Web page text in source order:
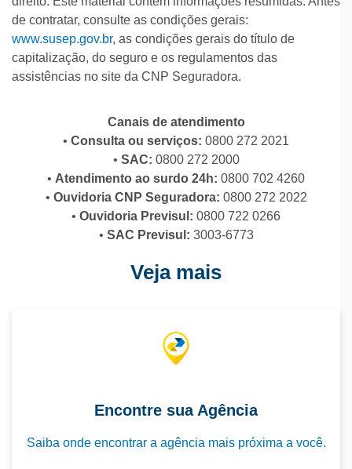
de contratar, consulte as condições gerais:
www.susep.gov.br, as condições gerais do título de
capitalização, do seguro e os regulamentos das
assistências no site da CNP Seguradora.
Canais de atendimento
• Consulta ou serviços: 0800 272 2021
• SAC: 0800 272 2000
• Atendimento ao surdo 24h: 0800 702 4260
• Ouvidoria CNP Seguradora: 0800 272 2022
• Ouvidoria Previsul: 0800 722 0266
• SAC Previsul: 3003-6773
Veja mais
Encontre sua Agência
Saiba onde encontrar a agência mais próxima a você.